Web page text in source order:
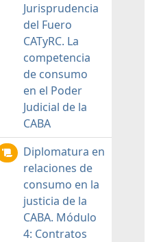
Jurisprudencia
del Fuero
CATyRC. La
competencia
de consumo
en el Poder
Judicial de la
CABA
Diplomatura en
relaciones de
consumo en la
justicia de la
CABA. Módulo
4: Contratos